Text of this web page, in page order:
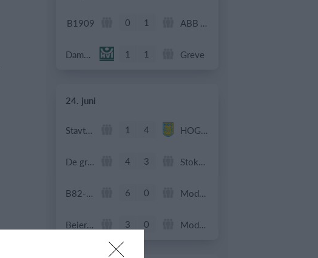
B1909 0 1 ABB Veteran
Dame Senior 1 1 Greve
24. juni
Stavtrup 1 4 HOG OB50
De grønne bude 4 3 Stokehagen
B82-Fodbold-Fitness-U50 6 0 Modstander
Beierholm - Fodbold 3 0 Modstander